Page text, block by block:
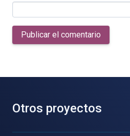
Publicar el comentario
Otros proyectos